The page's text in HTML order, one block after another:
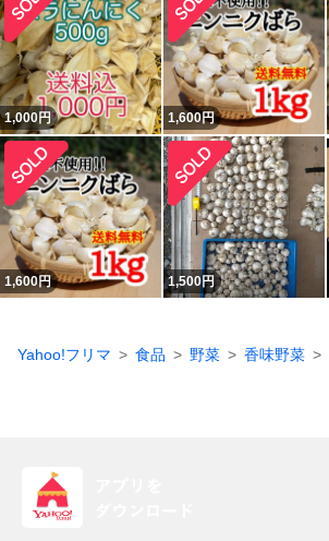
1,000円 1,600円
1,600円 1,500円
Yahoo!フリマ 食品 野菜 香味野菜